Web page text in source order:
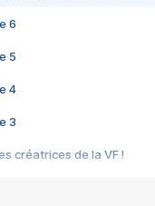
6
5
4
3
créatrices de la VF !